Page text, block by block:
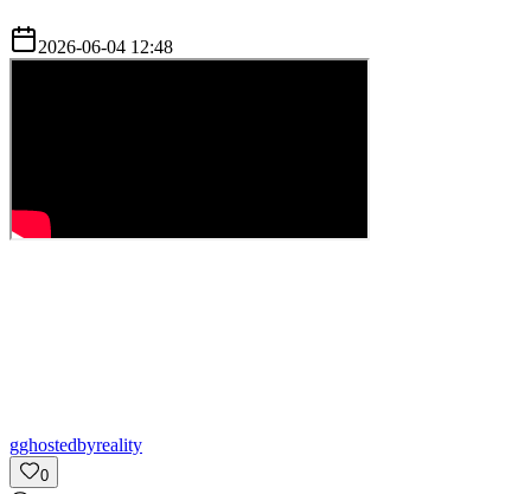
2026-06-04 12:48
gghostedbyreality
0